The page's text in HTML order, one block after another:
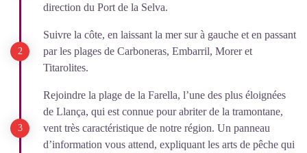
direction du Port de la Selva.
Suivre la côte, en laissant la mer sur à gauche et en passant
par les plages de Carboneras, Embarril, Morer et
Titarolites.
Rejoindre la plage de la Farella, l’une des plus éloignées
de Llança, qui est connue pour abriter de la tramontane,
vent très caractéristique de notre région. Un panneau
d’information vous attend, expliquant les arts de pêche qui